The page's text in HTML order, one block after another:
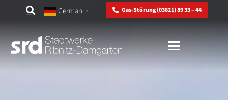
German ▼ Gas-Störung (03821) 89 33 – 44